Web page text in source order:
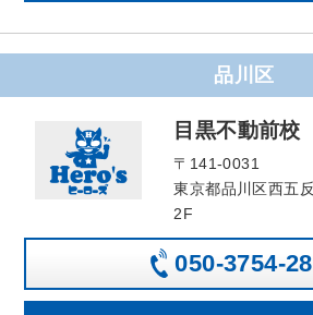
品川区
目黒不動前校
〒141-0031
東京都品川区西五
2F
050-3754-